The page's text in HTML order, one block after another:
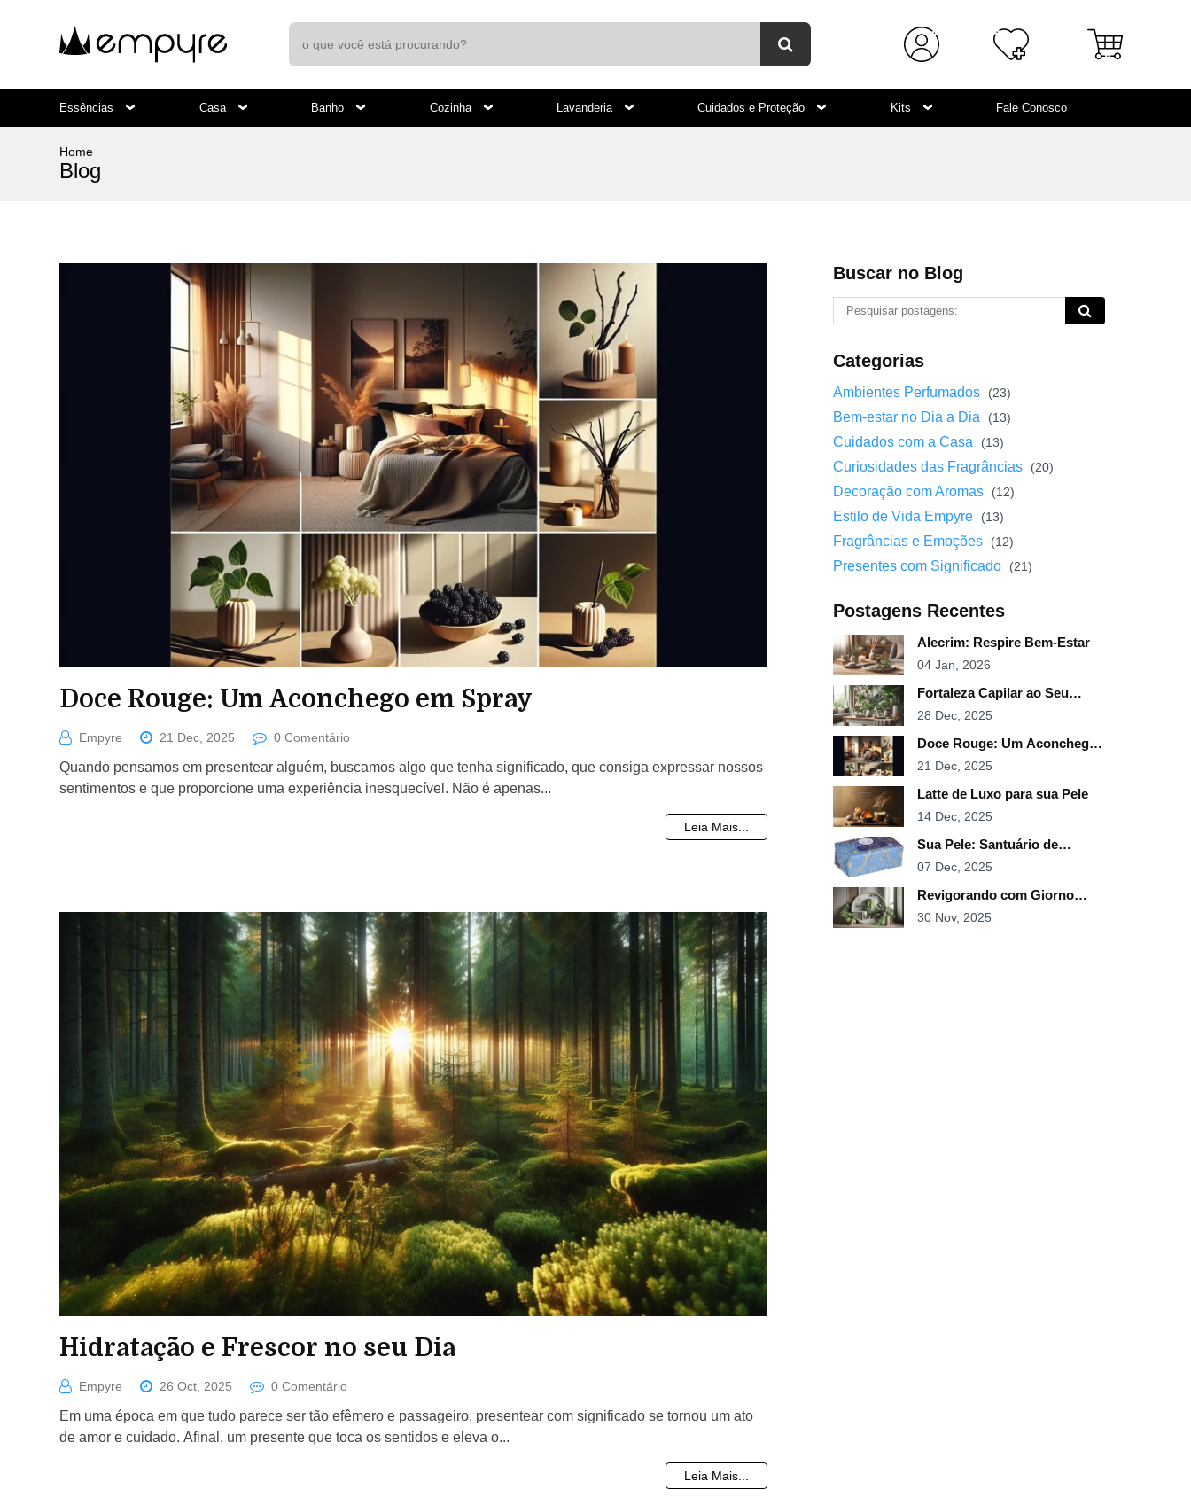
Essências Casa Banho Cozinha Lavanderia Cuidados e Proteção Kits Fale Conosco
Home
Blog
Doce Rouge: Um Aconchego em Spray
Empyre 21 Dec, 2025 0 Comentário
Quando pensamos em presentear alguém, buscamos algo que tenha significado, que consiga expressar nossos
sentimentos e que proporcione uma experiência inesquecível. Não é apenas...
Leia Mais...
Hidratação e Frescor no seu Dia
Empyre 26 Oct, 2025 0 Comentário
Em uma época em que tudo parece ser tão efêmero e passageiro, presentear com significado se tornou um ato
de amor e cuidado. Afinal, um presente que toca os sentidos e eleva o...
Leia Mais...
Buscar no Blog
Categorias
Ambientes Perfumados (23)
Bem-estar no Dia a Dia (13)
Cuidados com a Casa (13)
Curiosidades das Fragrâncias (20)
Decoração com Aromas (12)
Estilo de Vida Empyre (13)
Fragrâncias e Emoções (12)
Presentes com Significado (21)
Postagens Recentes
Alecrim: Respire Bem-Estar
04 Jan, 2026
Fortaleza Capilar ao Seu
Alcance
28 Dec, 2025
Doce Rouge: Um Aconchego
em Spray
21 Dec, 2025
Latte de Luxo para sua Pele
14 Dec, 2025
Sua Pele: Santuário de
Sandalo
07 Dec, 2025
Revigorando com Giorno
Uomo
30 Nov, 2025